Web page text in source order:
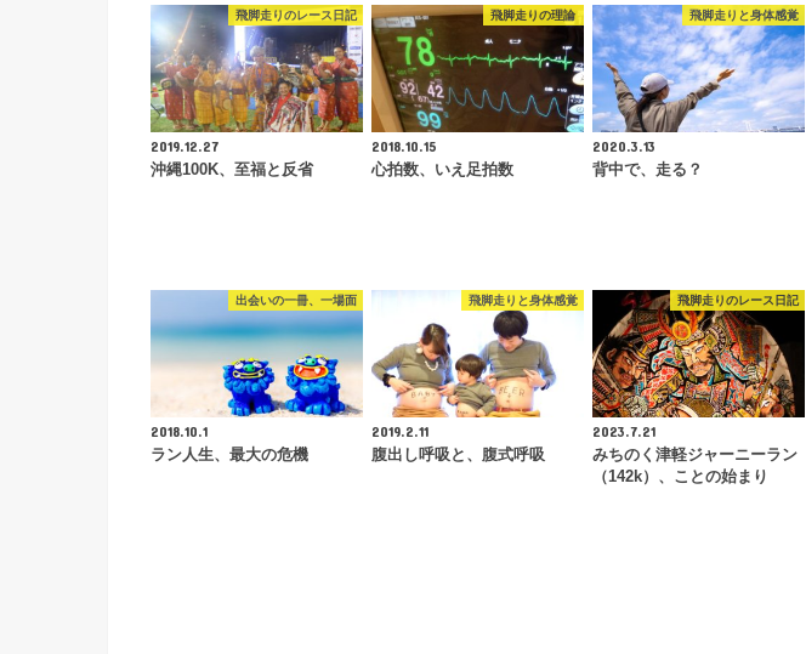
飛脚走りのレース日記
2019.12.27
沖縄100K、至福と反省
飛脚走りの理論
2018.10.15
心拍数、いえ足拍数
飛脚走りと身体感覚
2020.3.13
背中で、走る？
出会いの一冊、一場面
2018.10.1
ラン人生、最大の危機
飛脚走りと身体感覚
2019.2.11
腹出し呼吸と、腹式呼吸
飛脚走りのレース日記
2023.7.21
みちのく津軽ジャーニーラン
（142k）、ことの始まり